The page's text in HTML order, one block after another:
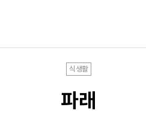
식생활
파래